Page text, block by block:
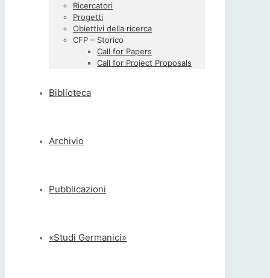
Ricercatori
Progetti
Obiettivi della ricerca
CFP – Storico
Call for Papers
Call for Project Proposals
Biblioteca
Archivio
Pubblicazioni
«Studi Germanici»